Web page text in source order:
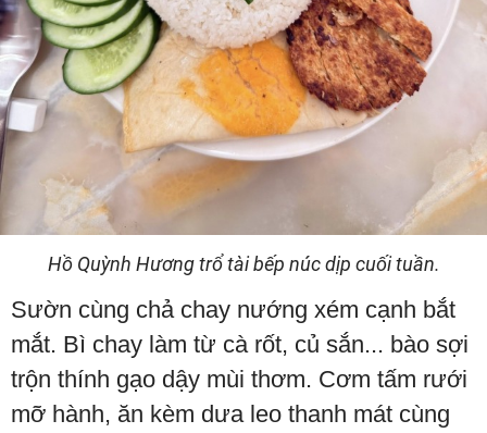
Hồ Quỳnh Hương trổ tài bếp núc dịp cuối tuần.
Sườn cùng chả chay nướng xém cạnh bắt
mắt. Bì chay làm từ cà rốt, củ sắn... bào sợi
trộn thính gạo dậy mùi thơm. Cơm tấm rưới
mỡ hành, ăn kèm dưa leo thanh mát cùng